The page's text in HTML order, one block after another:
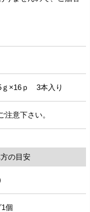
ｇ×16ｐ 3本入り
意下さい。
の目安
個